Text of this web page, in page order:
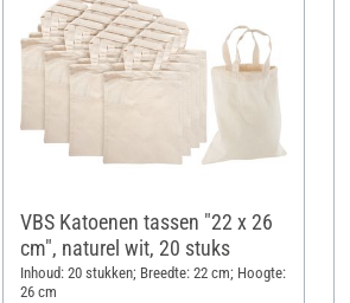
VBS Katoenen tassen "22 x 26
cm", naturel wit, 20 stuks
Inhoud: 20 stukken; Breedte: 22 cm; Hoogte:
26 cm